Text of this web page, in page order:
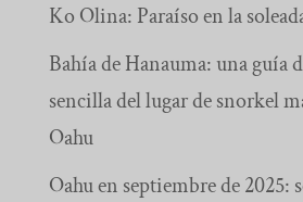
Ko Olina: Paraíso en la
Bahía de Hanauma: una guía
sencilla del lugar de snorkel
Oahu
Oahu en septiembre de 2025: